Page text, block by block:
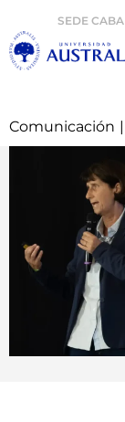
SEDE CABA
Comunicación |